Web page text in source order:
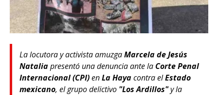
La locutora y activista amuzgaMarcela de Jesús
Nataliapresentó una denuncia ante la Corte Penal
Internacional (CPI)enLa Hayacontra elEstado
mexicano, el grupo delictivo "Los Ardillos"y la